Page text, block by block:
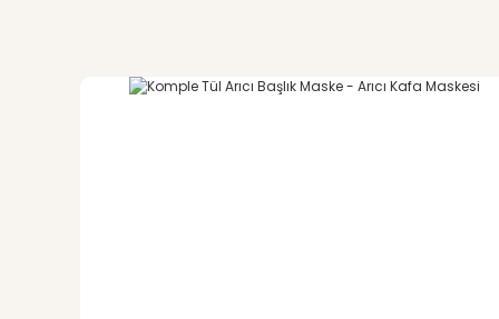
eldiven güzel ama, çamaşır makinesinde ya da
Ürün açıklamasında eksik bilgiler bulunuyor.